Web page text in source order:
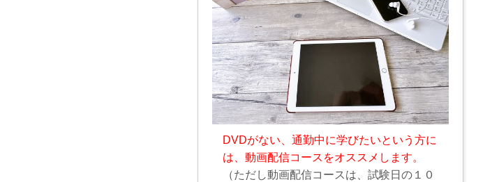
DVDがない、通勤中に学びたいという方に
は、動画配信コースをオススメします。
（ただし動画配信コースは、試験日の１０